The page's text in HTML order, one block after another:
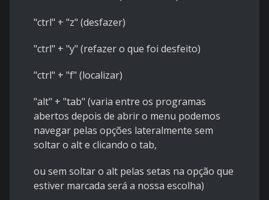
"ctrl" + "z" (desfazer)
"ctrl" + "y" (refazer o que foi desfeito)
"ctrl" + "f" (localizar)
"alt" + "tab" (varia entre os programas
abertos depois de abrir o menu podemos
navegar pelas opções lateralmente sem
soltar o alt e clicando o tab,
ou sem soltar o alt pelas setas na opção que
estiver marcada será a nossa escolha)